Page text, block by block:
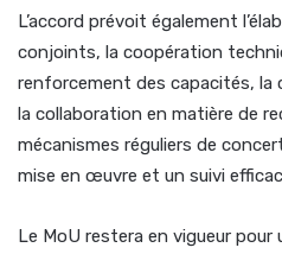
L’accord prévoit également
conjoints, la coopération
renforcement des capacités, la
la collaboration en matière de
mécanismes réguliers de
mise en œuvre et un suivi
Le MoU restera en vigueur pour